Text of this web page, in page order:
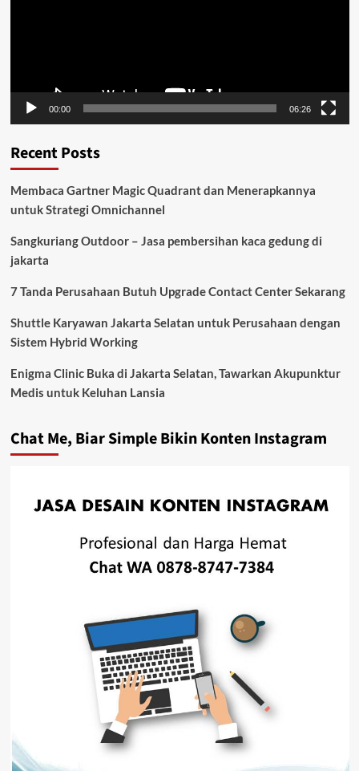
00:00 06:26
Recent Posts
Membaca Gartner Magic Quadrant dan Menerapkannya
untuk Strategi Omnichannel
Sangkuriang Outdoor – Jasa pembersihan kaca gedung di
jakarta
7 Tanda Perusahaan Butuh Upgrade Contact Center Sekarang
Shuttle Karyawan Jakarta Selatan untuk Perusahaan dengan
Sistem Hybrid Working
Enigma Clinic Buka di Jakarta Selatan, Tawarkan Akupunktur
Medis untuk Keluhan Lansia
Chat Me, Biar Simple Bikin Konten Instagram